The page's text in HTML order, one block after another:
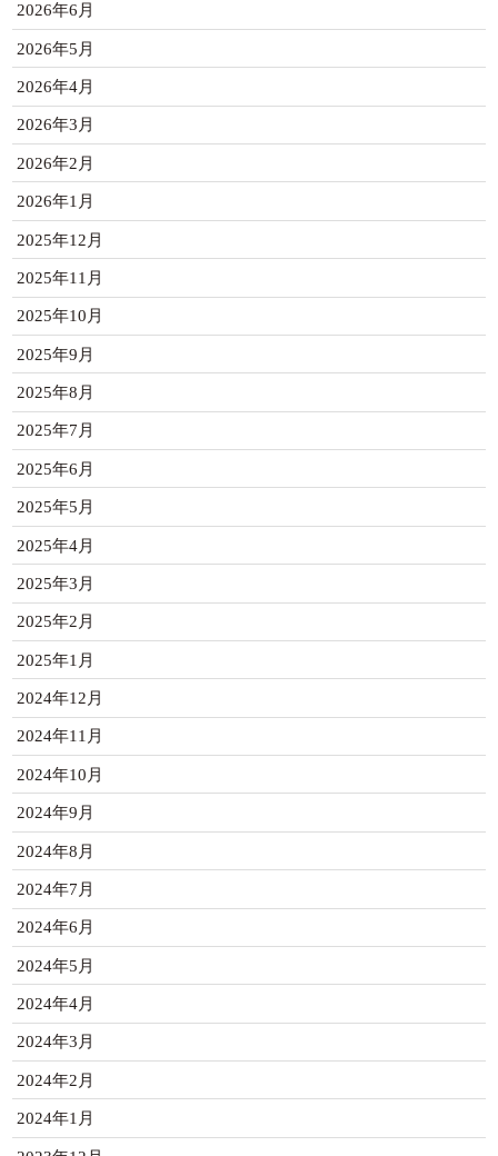
2026年6月
2026年5月
2026年4月
2026年3月
2026年2月
2026年1月
2025年12月
2025年11月
2025年10月
2025年9月
2025年8月
2025年7月
2025年6月
2025年5月
2025年4月
2025年3月
2025年2月
2025年1月
2024年12月
2024年11月
2024年10月
2024年9月
2024年8月
2024年7月
2024年6月
2024年5月
2024年4月
2024年3月
2024年2月
2024年1月